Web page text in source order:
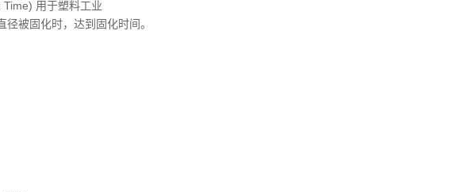
被固化时，达到固化时间。